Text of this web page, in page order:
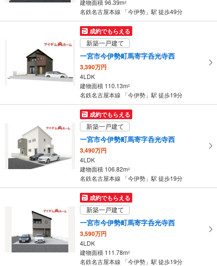
に
存
建物面積 96.39m2
名鉄名古屋本線 「今伊勢」駅 徒歩49分
成約でもらえる
新築一戸建て
一宮市今伊勢町馬寄字呑光寺西
3,390万円
4LDK
建物面積 110.13m2
名鉄名古屋本線 「今伊勢」駅 徒歩19分
成約でもらえる
新築一戸建て
一宮市今伊勢町馬寄字呑光寺西
3,490万円
4LDK
建物面積 106.82m2
名鉄名古屋本線 「今伊勢」駅 徒歩19分
成約でもらえる
新築一戸建て
一宮市今伊勢町馬寄字呑光寺西
3,590万円
4LDK
建物面積 111.78m2
名鉄名古屋本線 「今伊勢」駅 徒歩19分